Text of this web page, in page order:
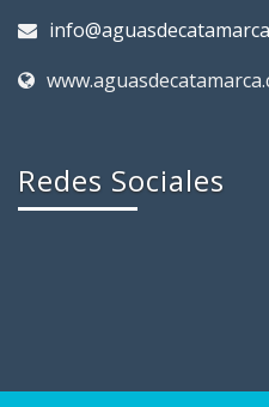
Redes Sociales